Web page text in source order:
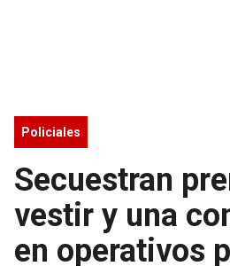
Policiales
Secuestran
vestir y una
en operativos